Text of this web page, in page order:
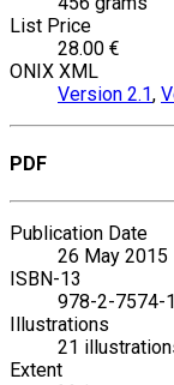
List Price
28.00 €
ONIX XML
Version 2.1,
PDF
Publication Date
26 May 2015
ISBN-13
978-2-7574-
Illustrations
21
Extent